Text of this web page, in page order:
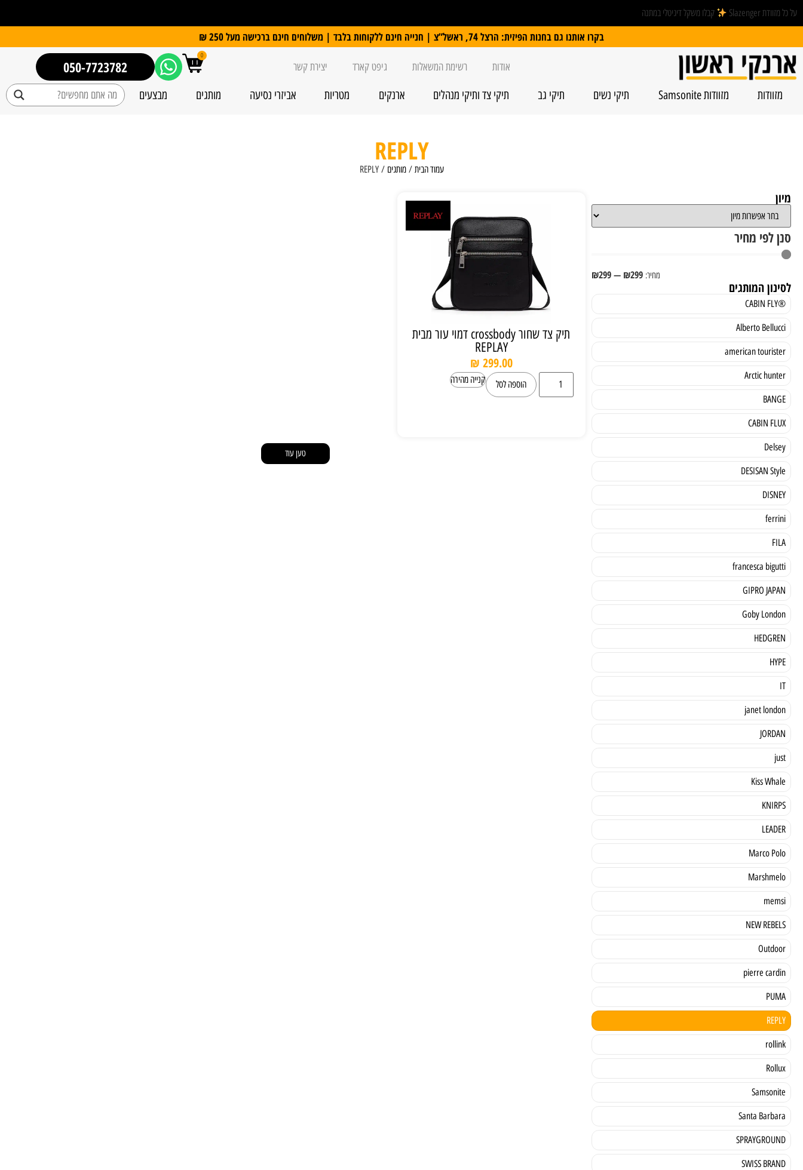
על כל מזוודת Slazenger קבלו משקל דיגיטלי במתנה
בקרו אותנו גם בחנות הפיזית: הרצל 74, ראשל”צ | חנייה חינם ללקוחות בלבד | משלוחים חינם ברכישה מעל 250 ₪
אודות רשימת המשאלות גיפט קארד יצירת קשר
0
050-7723782
מזוודות מזוודות Samsonite תיקי נשים תיקי גב תיקי צד ותיקי מנהלים ארנקים מטריות אביזרי נסיעה מותגים מבצעים
REPLY
עמוד הבית /מותגים / REPLY
מיון
סנן לפי מחיר
₪299
—
₪299
לסינון המותגים
®CABIN FLY
Alberto Bellucci
american tourister
Arctic hunter
BANGE
CABIN FLUX
Delsey
DESISAN Style
DISNEY
ferrini
FILA
francesca bigutti
GIPRO JAPAN
Goby London
HEDGREN
HYPE
IT
janet london
JORDAN
just
Kiss Whale
KNIRPS
LEADER
Marco Polo
Marshmelo
memsi
NEW REBELS
Outdoor
pierre cardin
PUMA
REPLY
rollink
Rollux
Samsonite
Santa Barbara
SPRAYGROUND
SWISS BRAND
תיק צד שחור crossbody דמוי עור מבית
REPLAY
₪ 299.00
הוספה לסל קנייה מהירה
טען עוד